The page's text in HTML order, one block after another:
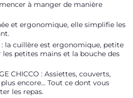
à manger de manière
et ergonomique, elle simplifie les
: la cuillère est ergonomique, petite
petites mains et la bouche des
CHICCO : Assiettes, couverts,
encore... Tout ce dont vous
les repas.